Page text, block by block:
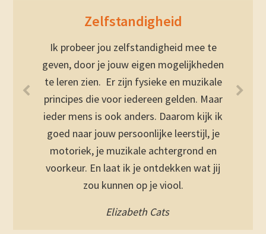
Zelfstandigheid
Ik probeer jou zelfstandigheid mee te
geven, door je jouw eigen mogelijkheden
te leren zien. Er zijn fysieke en muzikale
principes die voor iedereen gelden. Maar
ieder mens is ook anders. Daarom kijk ik
goed naar jouw persoonlijke leerstijl, je
motoriek, je muzikale achtergrond en
voorkeur. En laat ik je ontdekken wat jij
zou kunnen op je viool.
Elizabeth Cats